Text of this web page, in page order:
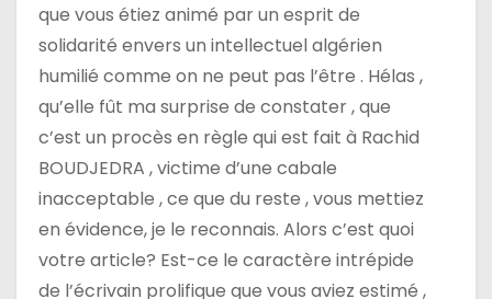
que vous étiez animé par un esprit de
solidarité envers un intellectuel algérien
humilié comme on ne peut pas l’être . Hélas ,
qu’elle fût ma surprise de constater , que
c’est un procès en règle qui est fait à Rachid
BOUDJEDRA , victime d’une cabale
inacceptable , ce que du reste , vous mettiez
en évidence, je le reconnais. Alors c’est quoi
votre article? Est-ce le caractère intrépide
de l’écrivain prolifique que vous aviez estimé ,